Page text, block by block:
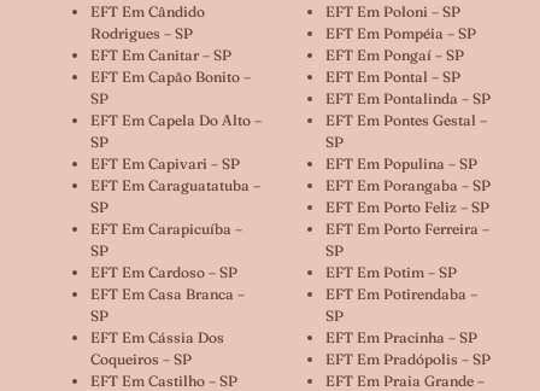
EFT Em Cândido
Rodrigues – SP
EFT Em Canitar – SP
EFT Em Capão Bonito –
SP
EFT Em Capela Do Alto –
SP
EFT Em Capivari – SP
EFT Em Caraguatatuba –
SP
EFT Em Carapicuíba –
SP
EFT Em Cardoso – SP
EFT Em Casa Branca –
SP
EFT Em Cássia Dos
Coqueiros – SP
EFT Em Castilho – SP
EFT Em Poloni – SP
EFT Em Pompéia – SP
EFT Em Pongaí – SP
EFT Em Pontal – SP
EFT Em Pontalinda – SP
EFT Em Pontes Gestal –
SP
EFT Em Populina – SP
EFT Em Porangaba – SP
EFT Em Porto Feliz – SP
EFT Em Porto Ferreira –
SP
EFT Em Potim – SP
EFT Em Potirendaba –
SP
EFT Em Pracinha – SP
EFT Em Pradópolis – SP
EFT Em Praia Grande –